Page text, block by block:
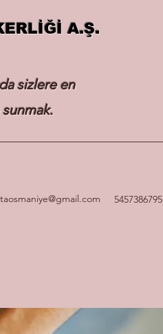
A.Ş.
sizlere en
5457386795